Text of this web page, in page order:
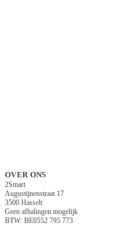
OVER ONS
2Smart
Augustijnenstraat 17
3500 Hasselt
Geen afhalingen mogelijk
BTW: BE0552 795 773